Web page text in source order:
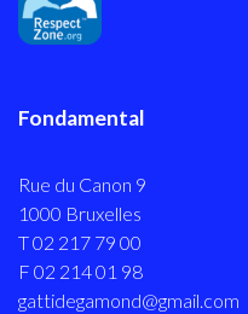
Fondamental
Rue du Canon 9
1000 Bruxelles
T 02 217 79 00
F 02 214 01 98
gattidegamond@gmail.com